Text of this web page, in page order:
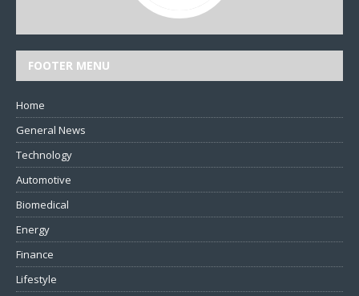
FOOTER MENU
Home
General News
Technology
Automotive
Biomedical
Energy
Finance
Lifestyle